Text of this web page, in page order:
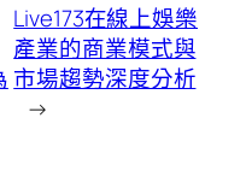
Live173在線上娛樂
產業的商業模式與
市場趨勢深度分析
→